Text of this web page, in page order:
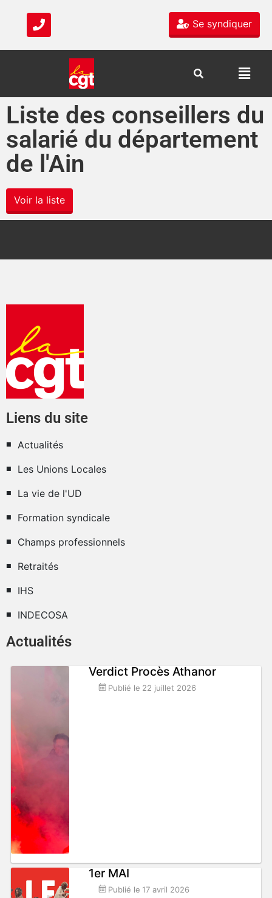
Se syndiquer
Liste des conseillers du
salarié du département
de l'Ain
Voir la liste
Liens du site
Actualités
Les Unions Locales
La vie de l'UD
Formation syndicale
Champs professionnels
Retraités
IHS
INDECOSA
Actualités
Verdict Procès Athanor
Publié le 22 juillet 2026
1er MAI
Publié le 17 avril 2026